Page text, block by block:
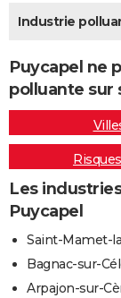
Destinations
City break
Voyage nature
Voyage de noces
Forum
Climat
+PHOTO
GUIDES D'ACHAT
BONS PLANS
CARTE DE VOEUX
Carte de Noël
Carte Bonne année
Carte Saint-
Carte Pâques
Carte
DICTIONNAIRE
Dictionnaire
Biographies
Citations
Expressions
Proverbes
PROGRAMME TV
COPAINS D'AVANT
S'inscrire
Se connecter
Lycées
Collèges
Primaires
Universités
Entreprises
Service militaire
Avis de recherche
AVIS DE DÉCÈS
Industrie
Puycapel ne
polluante sur
Les
Puycapel
Saint-Mamet-
Bagnac-sur-
Arpajon-sur-